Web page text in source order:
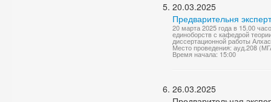
20.03.2025
Предварительня
20 марта 2025 года в 15.00
единоборств с кафедрой
диссертационной работы
Место проведения: ауд.208
Время начала: 15:00
26.03.2025